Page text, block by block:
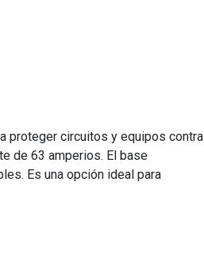
proteger circuitos y equipos contra
de 63 amperios. El base
Es una opción ideal para